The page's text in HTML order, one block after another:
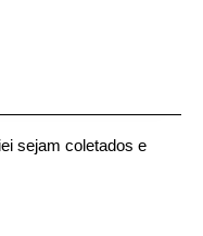
sejam coletados e